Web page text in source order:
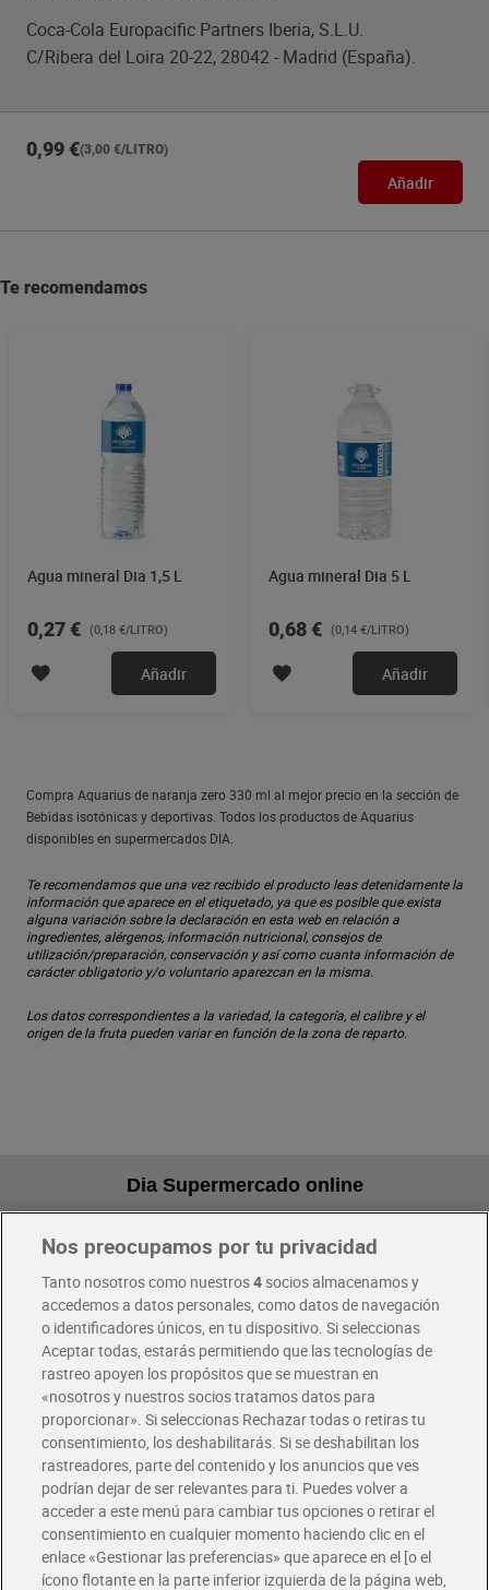
Coca-Cola Europacific Partners Iberia, S.L.U.
C/Ribera del Loira 20-22, 28042 - Madrid (España).
0,99 €(3,00 €/LITRO)
Añadir
Te recomendamos
Agua mineral Dia 1,5 L
0,27 € (0,18 €/LITRO)
Añadir
Agua mineral Dia 5 L
0,68 € (0,14 €/LITRO)
Añadir
Compra Aquarius de naranja zero 330 ml al mejor precio en la sección de
Bebidas isotónicas y deportivas. Todos los productos de Aquarius
disponibles en supermercados DIA.
Te recomendamos que una vez recibido el producto leas detenidamente la
información que aparece en el etiquetado, ya que es posible que exista
alguna variación sobre la declaración en esta web en relación a
ingredientes, alérgenos, información nutricional, consejos de
utilización/preparación, conservación y así como cuanta información de
carácter obligatorio y/o voluntario aparezcan en la misma.
Los datos correspondientes a la variedad, la categoría, el calibre y el
origen de la fruta pueden variar en función de la zona de reparto.
Dia Supermercado online
Pide hoy, recibe hoy
Envío gratis por compras superiores a 100€
Envío estandar por 4,99€
Glovo y Uber Eats
Solicita tu factura de Glovo o Uber Eats
Únete al CLUB Dia
Disfruta las ventajas y ofertas exclusivas.
Descárgate la APP Dia
Folletos y Tiendas
Nos preocupamos por tu privacidad
Tanto nosotros como nuestros4socios almacenamos y
accedemos a datos personales, como datos de navegación
o identificadores únicos, en tu dispositivo. Si seleccionas
Aceptar todas, estarás permitiendo que las tecnologías de
rastreo apoyen los propósitos que se muestran en
«nosotros y nuestros socios tratamos datos para
proporcionar». Si seleccionas Rechazar todas o retiras tu
consentimiento, los deshabilitarás. Si se deshabilitan los
rastreadores, parte del contenido y los anuncios que ves
podrían dejar de ser relevantes para ti. Puedes volver a
acceder a este menú para cambiar tus opciones o retirar el
consentimiento en cualquier momento haciendo clic en el
enlace «Gestionar las preferencias» que aparece en el [o el
ícono flotante en la parte inferior izquierda de la página web,